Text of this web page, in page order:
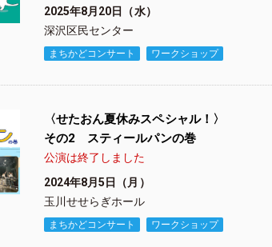
2025年8月20日（水）
深沢区民センター
まちかどコンサート ワークショップ
〈せたおん夏休みスペシャル！〉
その2 スティールパンの巻
公演は終了しました
2024年8月5日（月）
玉川せせらぎホール
まちかどコンサート ワークショップ